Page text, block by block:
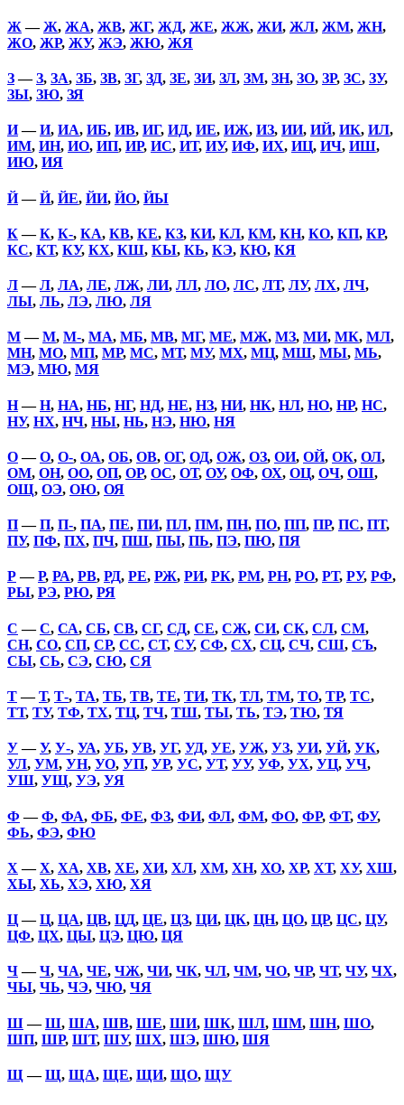
Ж —Ж, ЖА, ЖВ, ЖГ, ЖД, ЖЕ, ЖЖ, ЖИ, ЖЛ, ЖМ, ЖН,
ЖО, ЖР, ЖУ, ЖЭ, ЖЮ, ЖЯ
З—З, ЗА, ЗБ, ЗВ, ЗГ, ЗД, ЗЕ, ЗИ, ЗЛ, ЗМ, ЗН, ЗО, ЗР, ЗС, ЗУ,
ЗЫ, ЗЮ, ЗЯ
И—И, ИА, ИБ, ИВ, ИГ, ИД, ИЕ, ИЖ, ИЗ, ИИ, ИЙ, ИК, ИЛ,
ИМ, ИН, ИО, ИП, ИР, ИС, ИТ, ИУ, ИФ, ИХ, ИЦ, ИЧ, ИШ,
ИЮ, ИЯ
Й—Й, ЙЕ, ЙИ, ЙО, ЙЫ
К—К, К-, КА, КВ, КЕ, КЗ, КИ, КЛ, КМ, КН, КО, КП, КР,
КС, КТ, КУ, КХ, КШ, КЫ, КЬ, КЭ, КЮ, КЯ
Л—Л, ЛА, ЛЕ, ЛЖ, ЛИ, ЛЛ, ЛО, ЛС, ЛТ, ЛУ, ЛХ, ЛЧ,
ЛЫ, ЛЬ, ЛЭ, ЛЮ, ЛЯ
М—М, М-, МА, МБ, МВ, МГ, МЕ, МЖ, МЗ, МИ, МК, МЛ,
МН, МО, МП, МР, МС, МТ, МУ, МХ, МЦ, МШ, МЫ, МЬ,
МЭ, МЮ, МЯ
Н—Н, НА, НБ, НГ, НД, НЕ, НЗ, НИ, НК, НЛ, НО, НР, НС,
НУ, НХ, НЧ, НЫ, НЬ, НЭ, НЮ, НЯ
О—О, О-, ОА, ОБ, ОВ, ОГ, ОД, ОЖ, ОЗ, ОИ, ОЙ, ОК, ОЛ,
ОМ, ОН, ОО, ОП, ОР, ОС, ОТ, ОУ, ОФ, ОХ, ОЦ, ОЧ, ОШ,
ОЩ, ОЭ, ОЮ, ОЯ
П—П, П-, ПА, ПЕ, ПИ, ПЛ, ПМ, ПН, ПО, ПП, ПР, ПС, ПТ,
ПУ, ПФ, ПХ, ПЧ, ПШ, ПЫ, ПЬ, ПЭ, ПЮ, ПЯ
Р—Р, РА, РВ, РД, РЕ, РЖ, РИ, РК, РМ, РН, РО, РТ, РУ, РФ,
РЫ, РЭ, РЮ, РЯ
С —С, СА, СБ, СВ, СГ, СД, СЕ, СЖ, СИ, СК, СЛ, СМ,
СН, СО, СП, СР, СС, СТ, СУ, СФ, СХ, СЦ, СЧ, СШ, СЪ,
СЫ, СЬ, СЭ, СЮ, СЯ
Т—Т, Т-, ТА, ТБ, ТВ, ТЕ, ТИ, ТК, ТЛ, ТМ, ТО, ТР, ТС,
ТТ, ТУ, ТФ, ТХ, ТЦ, ТЧ, ТШ, ТЫ, ТЬ, ТЭ, ТЮ, ТЯ
У—У, У-, УА, УБ, УВ, УГ, УД, УЕ, УЖ, УЗ, УИ, УЙ, УК,
УЛ, УМ, УН, УО, УП, УР, УС, УТ, УУ, УФ, УХ, УЦ, УЧ,
УШ, УЩ, УЭ, УЯ
Ф —Ф, ФА, ФБ, ФЕ, ФЗ, ФИ, ФЛ, ФМ, ФО, ФР, ФТ, ФУ,
ФЬ, ФЭ, ФЮ
Х —Х, ХА, ХВ, ХЕ, ХИ, ХЛ, ХМ, ХН, ХО, ХР, ХТ, ХУ, ХШ,
ХЫ, ХЬ, ХЭ, ХЮ, ХЯ
Ц—Ц, ЦА, ЦВ, ЦД, ЦЕ, ЦЗ, ЦИ, ЦК, ЦН, ЦО, ЦР, ЦС, ЦУ,
ЦФ, ЦХ, ЦЫ, ЦЭ, ЦЮ, ЦЯ
Ч—Ч, ЧА, ЧЕ, ЧЖ, ЧИ, ЧК, ЧЛ, ЧМ, ЧО, ЧР, ЧТ, ЧУ, ЧХ,
ЧЫ, ЧЬ, ЧЭ, ЧЮ, ЧЯ
Ш—Ш, ША, ШВ, ШЕ, ШИ, ШК, ШЛ, ШМ, ШН, ШО,
ШП, ШР, ШТ, ШУ, ШХ, ШЭ, ШЮ, ШЯ
Щ —Щ, ЩА, ЩЕ, ЩИ, ЩО, ЩУ